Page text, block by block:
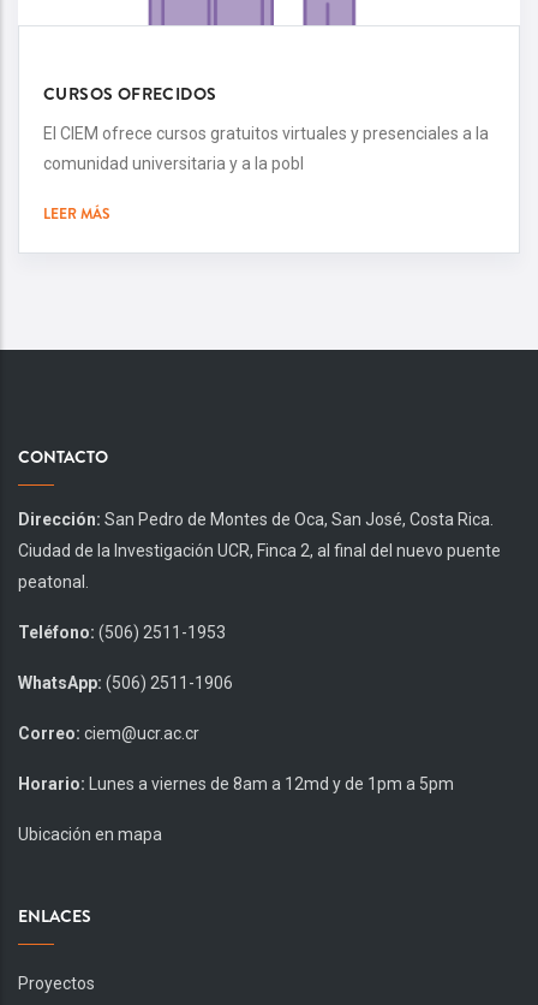
CURSOS OFRECIDOS
El CIEM ofrece cursos gratuitos virtuales y presenciales a la
comunidad universitaria y a la pobl
LEER MÁS
CONTACTO
Dirección: San Pedro de Montes de Oca, San José, Costa Rica.
Ciudad de la Investigación UCR, Finca 2, al final del nuevo puente
peatonal.
Teléfono: (506) 2511-1953
WhatsApp: (506) 2511-1906
Correo: ciem@ucr.ac.cr
Horario: Lunes a viernes de 8am a 12md y de 1pm a 5pm
Ubicación en mapa
ENLACES
Proyectos